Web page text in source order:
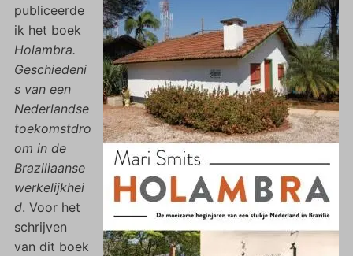
publiceerde
ik het boek
Holambra.
Geschiedeni
s van een
Nederlandse
toekomstdro
om in de
Braziliaanse
werkelijkhei
d. Voor het
schrijven
van dit boek